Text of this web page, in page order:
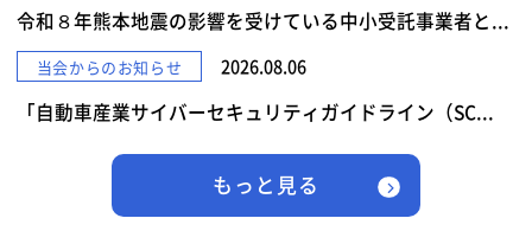
令和８年熊本地震の影響を受けている中小受託事業者と...
当会からのお知らせ 2026.08.06
「自動車産業サイバーセキュリティガイドライン（SC...
もっと見る